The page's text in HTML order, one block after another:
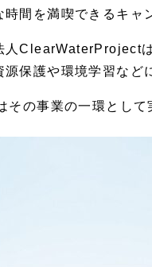
間を満喫できるキャ
人ClearWaterProject
保護や環境学習など
その事業の一環として